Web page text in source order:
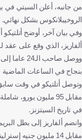
من جانبه، أعلن السيتي في
الروخيبلانكوس بشكل نهائي.
وفي بيان آخر، أوضح
ألفاريز، الذي وقع على عقد لمدة 6 مواسم، ينتهي في
ووصل صاحب
بنجاح في الساعات الماضية
وتوصل أتلتيكو في وقت
في تاريخ السيتزنز.